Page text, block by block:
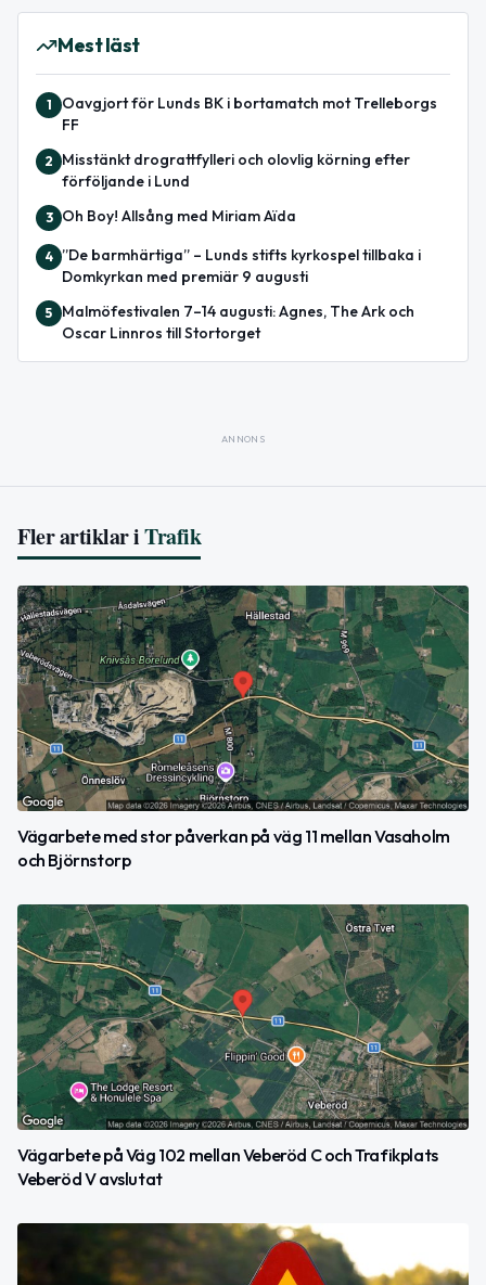
Mest läst
1
Oavgjort för Lunds BK i bortamatch mot Trelleborgs
FF
2
Misstänkt drograttfylleri och olovlig körning efter
förföljande i Lund
3 Oh Boy! Allsång med Miriam Aïda
4
”De barmhärtiga” – Lunds stifts kyrkospel tillbaka i
Domkyrkan med premiär 9 augusti
5
Malmöfestivalen 7–14 augusti: Agnes, The Ark och
Oscar Linnros till Stortorget
ANNONS
Fler artiklar iTrafik
Vägarbete med stor påverkan på väg 11 mellan Vasaholm
och Björnstorp
Vägarbete på Väg 102 mellan Veberöd C och Trafikplats
Veberöd V avslutat